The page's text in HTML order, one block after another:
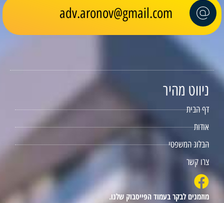
adv.aronov@gmail.com
ניווט מהיר
דף הבית
אודות
הבלוג המשפטי
צרו קשר
מוזמנים לבקר בעמוד הפייסבוק שלנו.